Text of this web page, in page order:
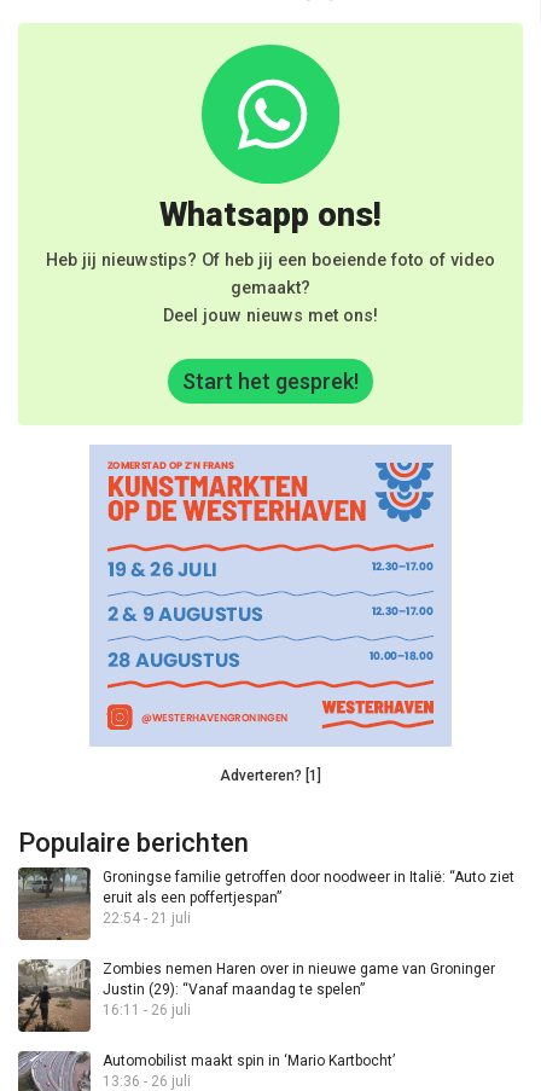
Whatsapp ons!
Heb jij nieuwstips? Of heb jij een boeiende foto of video
gemaakt?
Deel jouw nieuws met ons!
Start het gesprek!
Adverteren? [1]
Populaire berichten
Groningse familie getroffen door noodweer in Italië: “Auto ziet
eruit als een poffertjespan”
22:54 - 21 juli
Zombies nemen Haren over in nieuwe game van Groninger
Justin (29): “Vanaf maandag te spelen”
16:11 - 26 juli
Automobilist maakt spin in ‘Mario Kartbocht’
13:36 - 26 juli